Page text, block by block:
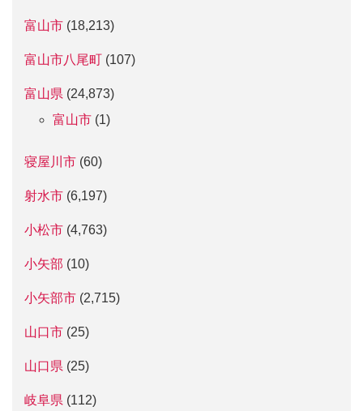
富山市 (18,213)
富山市八尾町 (107)
富山県 (24,873)
富山市 (1)
寝屋川市 (60)
射水市 (6,197)
小松市 (4,763)
小矢部 (10)
小矢部市 (2,715)
山口市 (25)
山口県 (25)
岐阜県 (112)